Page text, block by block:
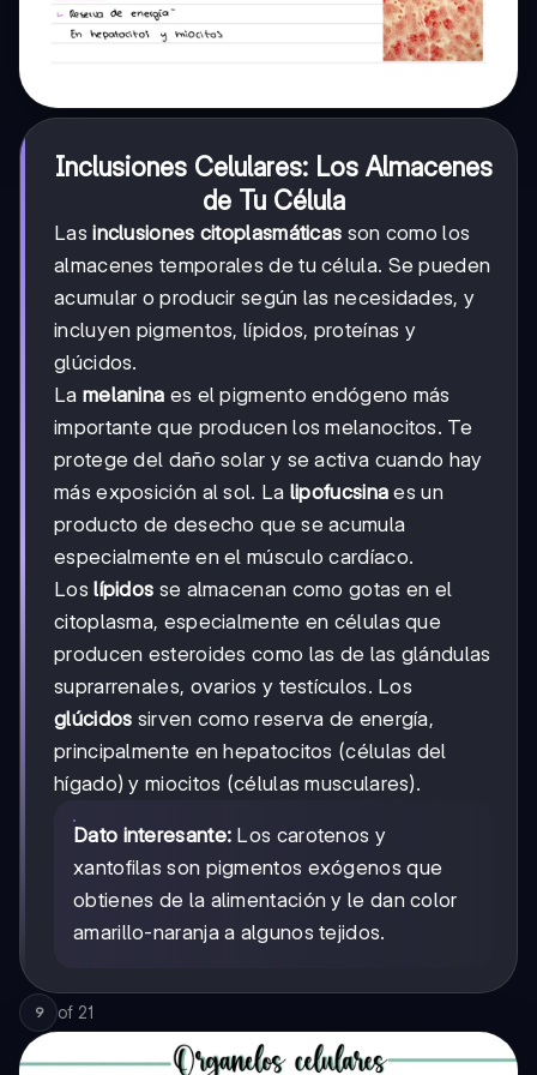
Inclusiones Celulares: Los Almacenes
de Tu Célula
Lasinclusiones citoplasmáticas son como los
almacenes temporales de tu célula. Se pueden
acumular o producir según las necesidades, y
incluyen pigmentos, lípidos, proteínas y
glúcidos.
La melanina es el pigmento endógeno más
importante que producen los melanocitos. Te
protege del daño solar y se activa cuando hay
más exposición al sol. La lipofucsina es un
producto de desecho que se acumula
especialmente en el músculo cardíaco.
Loslípidos se almacenan como gotas en el
citoplasma, especialmente en células que
producen esteroides como las de las glándulas
suprarrenales, ovarios y testículos. Los
glúcidos sirven como reserva de energía,
principalmente en hepatocitos (células del
hígado) y miocitos (células musculares).
Dato interesante: Los carotenos y
xantofilas son pigmentos exógenos que
obtienes de la alimentación y le dan color
amarillo-naranja a algunos tejidos.
9 of 21